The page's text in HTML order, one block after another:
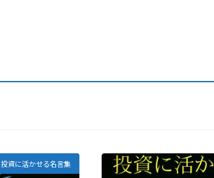
投資に活かせる名言集